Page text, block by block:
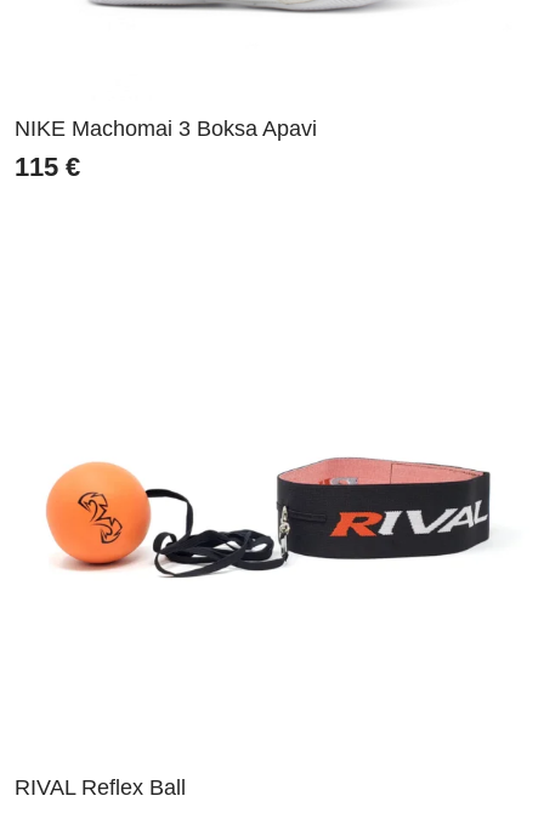
NIKE Machomai 3 Boksa Apavi
115 €
RIVAL Reflex Ball